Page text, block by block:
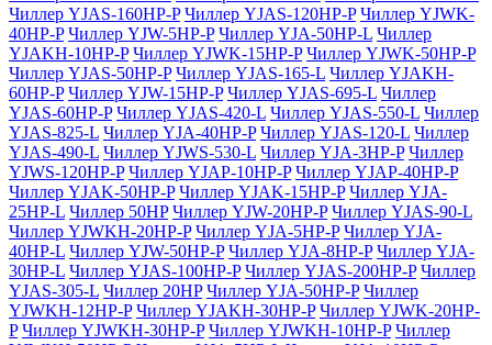
Чиллер YJAS-160HP-P Чиллер YJAS-120HP-P Чиллер YJWK-
40HP-P Чиллер YJW-5HP-P Чиллер YJA-50HP-L Чиллер
YJAKH-10HP-P Чиллер YJWK-15HP-P Чиллер YJWK-50HP-P
Чиллер YJAS-50HP-P Чиллер YJAS-165-L Чиллер YJAKH-
60HP-P Чиллер YJW-15HP-P Чиллер YJAS-695-L Чиллер
YJAS-60HP-P Чиллер YJAS-420-L Чиллер YJAS-550-L Чиллер
YJAS-825-L Чиллер YJA-40HP-P Чиллер YJAS-120-L Чиллер
YJAS-490-L Чиллер YJWS-530-L Чиллер YJA-3HP-P Чиллер
YJWS-120HP-P Чиллер YJAP-10HP-P Чиллер YJAP-40HP-P
Чиллер YJAK-50HP-P Чиллер YJAK-15HP-P Чиллер YJA-
25HP-L Чиллер 50HP Чиллер YJW-20HP-P Чиллер YJAS-90-L
Чиллер YJWKH-20HP-P Чиллер YJA-5HP-P Чиллер YJA-
40HP-L Чиллер YJW-50HP-P Чиллер YJA-8HP-P Чиллер YJA-
30HP-L Чиллер YJAS-100HP-P Чиллер YJAS-200HP-P Чиллер
YJAS-305-L Чиллер 20HP Чиллер YJA-50HP-P Чиллер
YJWKH-12HP-P Чиллер YJAKH-30HP-P Чиллер YJWK-20HP-
P Чиллер YJWKH-30HP-P Чиллер YJWKH-10HP-P Чиллер